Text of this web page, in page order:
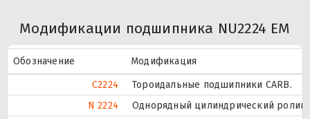
Модификации подшипника NU2224 EM
Обозначение
Модификация
C2224
Тороидальные подшипники CARB.
N 2224
Однорядный цилиндрический